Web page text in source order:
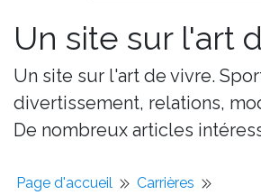
Un site sur l'art
Un site sur l'art de vivre.
divertissement, relations,
De nombreux articles
Page d'accueil
Carrières